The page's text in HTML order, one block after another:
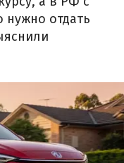
нужно отдать